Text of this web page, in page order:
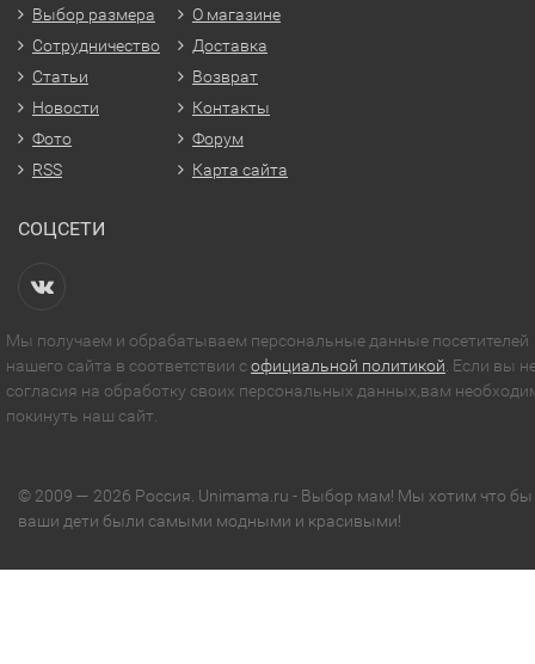
Выбор размера
Сотрудничество
Статьи
Новости
Фото
RSS
О магазине
Доставка
Возврат
Контакты
Форум
Карта сайта
СОЦСЕТИ
Мы получаем и обрабатываем персональные данные посетителей
нашего сайта в соответствии софициальной политикой . Если вы
согласия на обработку своих персональных данных,вам
покинуть наш сайт.
© 2009 — 2026 Россия. Unimama.ru - Выбор мам! Мы хотим что бы
ваши дети были самыми модными и красивыми!